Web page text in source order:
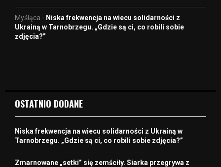
Myśląca - Niska frekwencja na wiecu solidarności z
Ukrainą w Tarnobrzegu. „Gdzie są ci, co robili sobie
zdjęcia?”
OSTATNIO DODANE
Niska frekwencja na wiecu solidarności z Ukrainą w
Tarnobrzegu. „Gdzie są ci, co robili sobie zdjęcia?”
Zmarnowane „setki” się zemściły. Siarka przegrywa z